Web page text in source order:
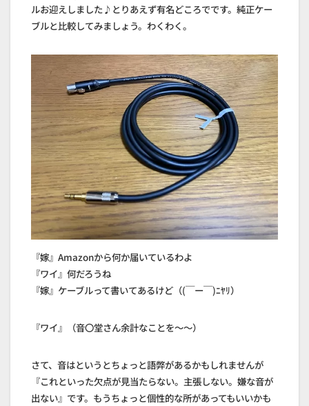
ルお迎えしました♪とりあえず有名どころでです。純正ケー
ブルと比較してみましょう。わくわく。
『嫁』Amazonから何か届いているわよ
『ワイ』何だろうね
『嫁』ケーブルって書いてあるけど（(￣ー￣)ﾆﾔﾘ）
『ワイ』（音〇堂さん余計なことを～～）
さて、音はというとちょっと語弊があるかもしれませんが
『これといった欠点が見当たらない。主張しない。嫌な音が
出ない』です。もうちょっと個性的な所があってもいいかも